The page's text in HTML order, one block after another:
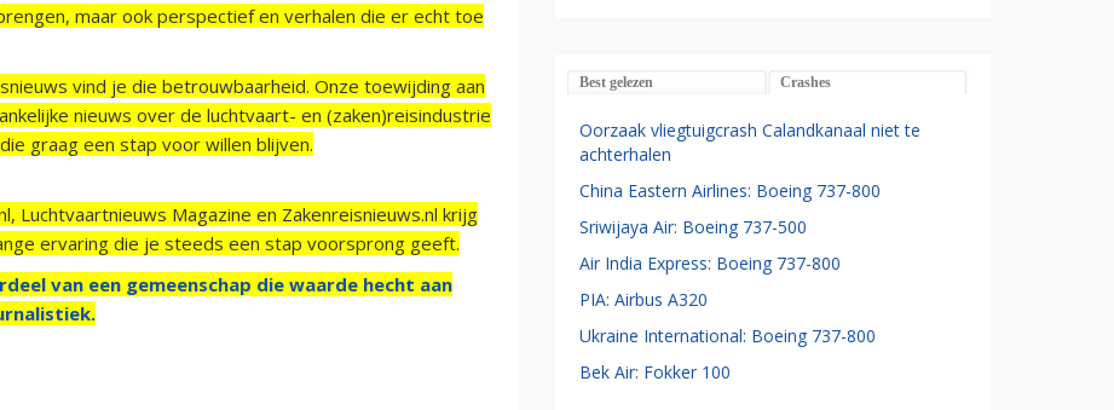
maar ook perspectief en verhalen die er echt toe
vind je die betrouwbaarheid. Onze toewijding aan
nieuws over de luchtvaart- en (zaken)reisindustrie
graag een stap voor willen blijven.
Luchtvaartnieuws Magazine en Zakenreisnieuws.nl krijg
ervaring die je steeds een stap voorsprong geeft.
van een gemeenschap die waarde hecht aan
Best gelezen Crashes
Oorzaak vliegtuigcrash Calandkanaal niet te
achterhalen
China Eastern Airlines: Boeing 737-800
Sriwijaya Air: Boeing 737-500
Air India Express: Boeing 737-800
PIA: Airbus A320
Ukraine International: Boeing 737-800
Bek Air: Fokker 100